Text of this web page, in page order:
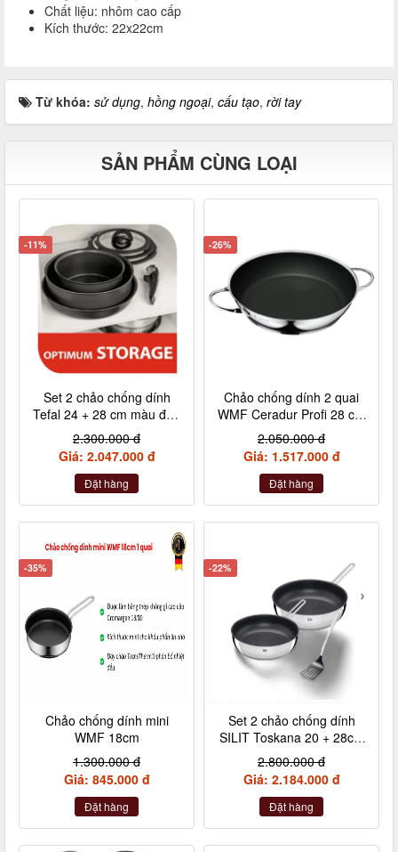
Chất liệu: nhôm cao cấp
Kích thước: 22x22cm
Từ khóa: sử dụng, hồng ngoại, cấu tạo, rời tay
SẢN PHẨM CÙNG LOẠI
-11%
Set 2 chảo chống dính
Tefal 24 + 28 cm màu đen
cán rời L6509205
2.300.000 đ
Giá: 2.047.000 đ
Đặt hàng
-26%
Chảo chống dính 2 quai
WMF Ceradur Profi 28 cm
nội địa Đức
2.050.000 đ
Giá: 1.517.000 đ
Đặt hàng
-35%
Chảo chống dính mini
WMF 18cm
1.300.000 đ
Giá: 845.000 đ
Đặt hàng
-22%
Set 2 chảo chống dính
SILIT Toskana 20 + 28cm
kèm xẻng
2.800.000 đ
Giá: 2.184.000 đ
Đặt hàng